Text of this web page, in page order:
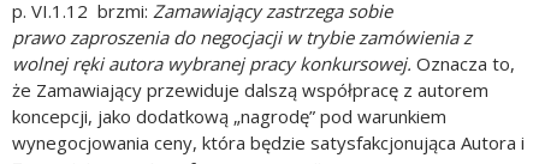
p. VI.1.12 brzmi: Zamawiający zastrzega sobie
prawozaproszenia do negocjacji w trybie zamówienia z
wolnej ręki autora wybranej pracy konkursowej. Oznacza to,
że Zamawiający przewiduje dalszą współpracę z autorem
koncepcji, jako dodatkową „nagrodę” pod warunkiem
wynegocjowania ceny, która będzie satysfakcjonująca Autora i